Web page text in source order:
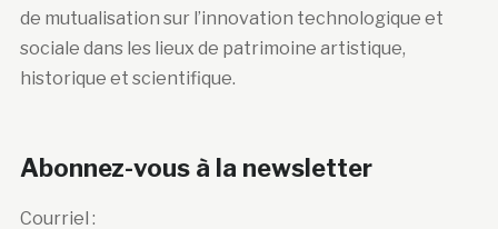
de mutualisation sur l’innovation technologique et
sociale dans les lieux de patrimoine artistique,
historique et scientifique.
Abonnez-vous à la newsletter
Courriel :